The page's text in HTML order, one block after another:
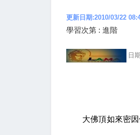
更新日期:2010/03/22
學習次第 : 進階
日
大佛頂如來密